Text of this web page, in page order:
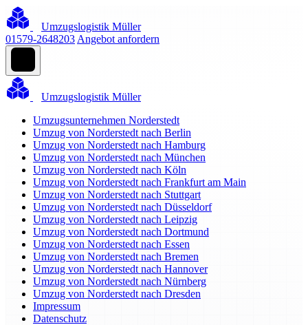
Umzugslogistik Müller
01579-2648203 Angebot anfordern
Umzugslogistik Müller
Umzugsunternehmen Norderstedt
Umzug von Norderstedt nach Berlin
Umzug von Norderstedt nach Hamburg
Umzug von Norderstedt nach München
Umzug von Norderstedt nach Köln
Umzug von Norderstedt nach Frankfurt am Main
Umzug von Norderstedt nach Stuttgart
Umzug von Norderstedt nach Düsseldorf
Umzug von Norderstedt nach Leipzig
Umzug von Norderstedt nach Dortmund
Umzug von Norderstedt nach Essen
Umzug von Norderstedt nach Bremen
Umzug von Norderstedt nach Hannover
Umzug von Norderstedt nach Nürnberg
Umzug von Norderstedt nach Dresden
Impressum
Datenschutz